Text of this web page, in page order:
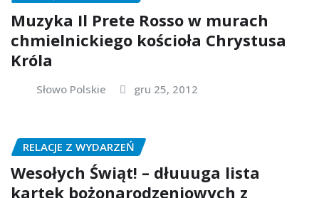
Muzyka Il Prete Rosso w murach
chmielnickiego kościoła Chrystusa
Króla
Słowo Polskie gru 25, 2012
RELACJE Z WYDARZEŃ
Wesołych Świąt! – dłuuuga lista
kartek bożonarodzeniowych z